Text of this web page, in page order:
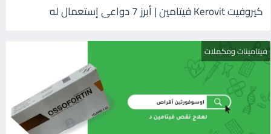
كيروفيت Kerovit فيتامين | أبرز 7 دواعى إستعمال له
فيتامينات ومكملات